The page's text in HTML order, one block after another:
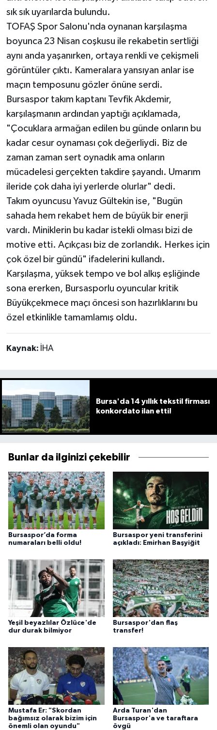
sık sık uyarılarda bulundu.
TOFAŞ Spor Salonu'nda oynanan karşılaşma
boyunca 23 Nisan coşkusu ile rekabetin sertliği
aynı anda yaşanırken, ortaya renkli ve çekişmeli
görüntüler çıktı. Kameralara yansıyan anlar ise
maçın temposunu gözler önüne serdi.
Bursaspor takım kaptanı Tevfik Akdemir,
karşılaşmanın ardından yaptığı açıklamada,
"Çocuklara armağan edilen bu günde onların bu
kadar cesur oynaması çok değerliydi. Biz de
zaman zaman sert oynadık ama onların
mücadelesi gerçekten takdire şayandı. Umarım
ileride çok daha iyi yerlerde olurlar" dedi.
Takım oyuncusu Yavuz Gültekin ise, "Bugün
sahada hem rekabet hem de büyük bir enerji
vardı. Miniklerin bu kadar istekli olması bizi de
motive etti. Açıkçası biz de zorlandık. Herkes için
çok özel bir gündü" ifadelerini kullandı.
Karşılaşma, yüksek tempo ve bol alkış eşliğinde
sona ererken, Bursasporlu oyuncular kritik
Büyükçekmece maçı öncesi son hazırlıklarını bu
özel etkinlikle tamamlamış oldu.
Kaynak: İHA
Bursa'da 14 yıllık tekstil firması
konkordato ilan etti!
Bunlar da ilginizi çekebilir
Bursaspor’da forma
numaraları belli oldu!
Bursaspor yeni transferini
açıkladı: Emirhan Başyiğit
Yeşil beyazlılar Özlüce'de
dur durak bilmiyor
Bursaspor'dan flaş
transfer!
Mustafa Er: "Skordan
bağımsız olarak bizim için
önemli olan oyundu"
Arda Turan'dan
Bursaspor'a ve taraftara
övgü